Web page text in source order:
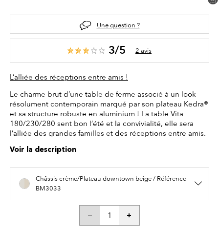
Une question ?
3/5 2 avis
L’alliée des réceptions entre amis !
Le charme brut d’une table de ferme associé à un look
résolument contemporain marqué par son plateau Kedra®
et sa structure robuste en aluminium ! La table Vita
180/230/280 sent bon l’été et la convivialité, elle sera
l’alliée des grandes familles et des réceptions entre amis.
Voir la description
Châssis crème/Plateau downtown beige / Référence
BM3033